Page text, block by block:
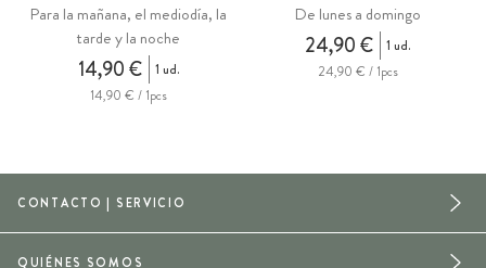
Para la mañana, el mediodía, la
tarde y la noche
14,90 €
1 ud.
14,90 € / 1pcs
De lunes a domingo
24,90 €
1 ud.
24,90 € / 1pcs
CONTACTO | SERVICIO
QUIÉNES SOMOS